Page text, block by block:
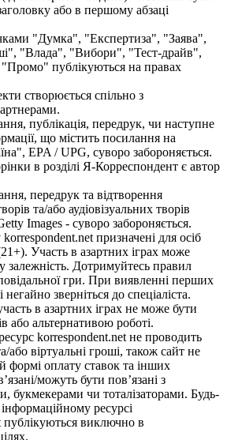
або в першому абзаці
"Думка", "Експертиза", "Заява",
"Влада", "Вибори", "Тест-драйв",
публікуються на правах
створюється спільно з
публікація, передрук, чи наступне
що містить посилання на
EPA / UPG, суворо забороняється.
в розділі Я-Корреспондент є автор
передрук та відтворення
та/або аудіовізуальних творів
Images - суворо забороняється.
призначені для осіб
Участь в азартних іграх може
залежність. Дотримуйтесь правил
гри. При виявленні перших
негайно зверніться до спеціаліста.
в азартних іграх не може бути
або альтернативою роботі.
korrespondent.net не проводить
або віртуальні гроші, також сайт не
формі оплату ставок та інших
можуть бути пов’язані з
букмекерами чи тоталізаторами. Будь-
ресурсі
публікуються виключно в